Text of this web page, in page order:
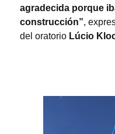
agradecida porque
construcción”,
del oratorio Lúcio